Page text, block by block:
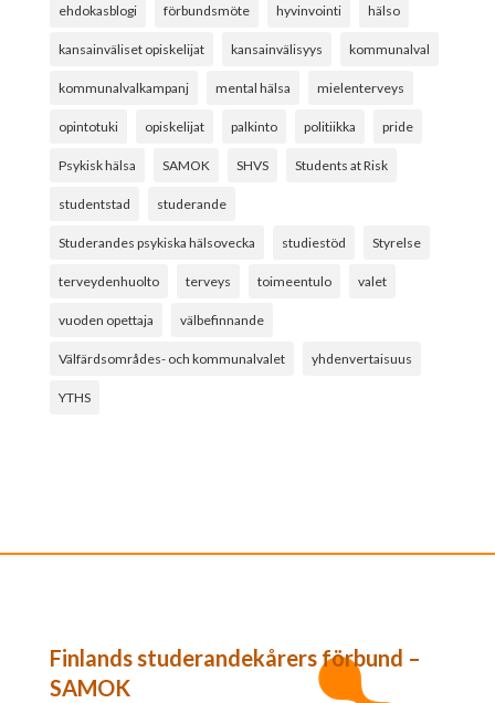
ehdokasblogi förbundsmöte hyvinvointi hälso
kansainväliset opiskelijat kansainvälisyys kommunalval
kommunalvalkampanj mental hälsa mielenterveys
opintotuki opiskelijat palkinto politiikka pride
Psykisk hälsa SAMOK SHVS Students at Risk
studentstad studerande
Studerandes psykiska hälsovecka studiestöd Styrelse
terveydenhuolto terveys toimeentulo valet
vuoden opettaja välbefinnande
Välfärdsområdes- och kommunalvalet yhdenvertaisuus
YTHS
Finlands studerandekårers förbund –
SAMOK